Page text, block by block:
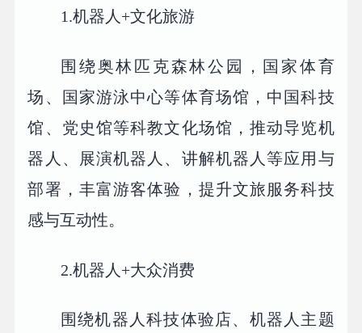
1.机器人+文化旅游
围绕奥林匹克森林公园，国家体育
场、国家游泳中心等体育场馆，中国科技
馆、党史馆等科教文化场馆，推动导览机
器人、展演机器人、讲解机器人等应用与
部署，丰富游客体验，提升文旅服务科技
感与互动性。
2.机器人+大众消费
围绕机器人科技体验店、机器人主题